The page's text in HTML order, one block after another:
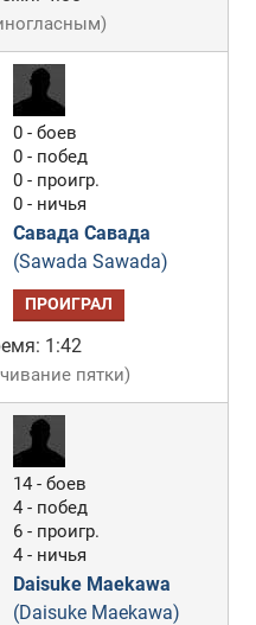
)
0 - боев
0 - побед
0 - проигр.
0 - ничья
Савада Савада
(Sawada Sawada)
ПРОИГРАЛ
1:42
пятки)
14 - боев
4 - побед
6 - проигр.
4 - ничья
Daisuke Maekawa
(Daisuke Maekawa)